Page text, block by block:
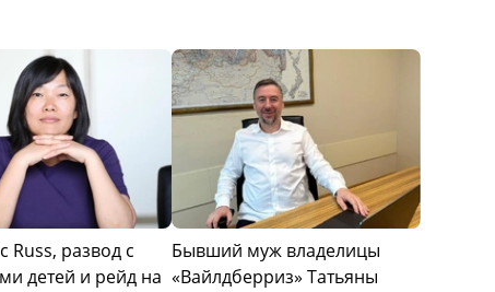
относятся к концу 1990-х годов и были
В 2002 году он совместно с партнерами
«Универсальные технологии»), который
и Подмосковье. В рамках этого проекта была
разработкой сайтов и интернет-магазинов. В
завершенным этапом в его телекоммуникационном
Russ, развод с
детей и рейд на
Бывший муж владелицы
«Вайлдберриз» Татьяны